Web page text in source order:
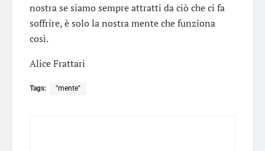
nostra se siamo sempre attratti da ciò che ci fa
soffrire, è solo la nostra mente che funziona
così.
Alice Frattari
Tags: "mente"